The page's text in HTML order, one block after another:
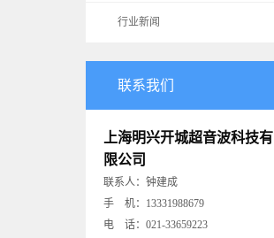
行业新闻
联系我们
上海明兴开城超音波科技有
限公司
联系人：钟建成
手 机：13331988679
电 话：021-33659223